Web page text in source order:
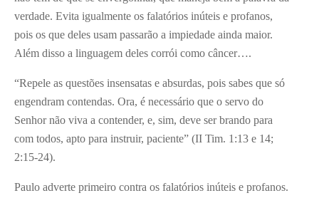
verdade. Evita igualmente os falatórios inúteis e profanos,
pois os que deles usam passarão a impiedade ainda maior.
Além disso a linguagem deles corrói como câncer….
“Repele as questões insensatas e absurdas, pois sabes que só
engendram contendas. Ora, é necessário que o servo do
Senhor não viva a contender, e, sim, deve ser brando para
com todos, apto para instruir, paciente” (II Tim. 1:13 e 14;
2:15-24).
Paulo adverte primeiro contra os falatórios inúteis e profanos.